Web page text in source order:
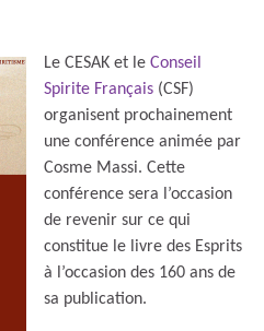
Le CESAK et le Conseil
Spirite Français (CSF)
organisent prochainement
une conférence animée par
Cosme Massi. Cette
conférence sera l’occasion
de revenir sur ce qui
constitue le livre des Esprits
à l’occasion des 160 ans de
sa publication.